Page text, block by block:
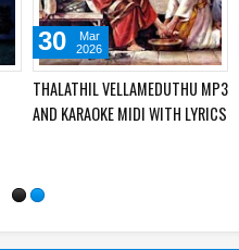
THALATHIL VELLAMEDUTHU MP3
AND KARAOKE MIDI WITH LYRICS
30
Mar
2026